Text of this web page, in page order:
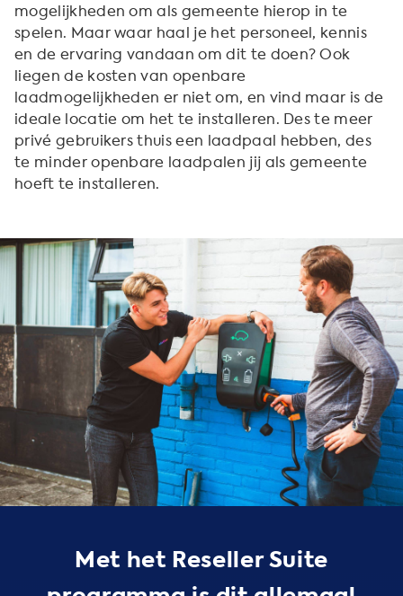
mogelijkheden om als gemeente hierop in te
spelen. Maar waar haal je het personeel, kennis
en de ervaring vandaan om dit te doen? Ook
liegen de kosten van openbare
laadmogelijkheden er niet om, en vind maar is de
ideale locatie om het te installeren. Des te meer
privé gebruikers thuis een laadpaal hebben, des
te minder openbare laadpalen jij als gemeente
hoeft te installeren.
Met het Reseller Suite